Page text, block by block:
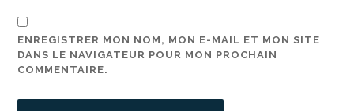
ENREGISTRER MON NOM, MON E-MAIL ET MON SITE
DANS LE NAVIGATEUR POUR MON PROCHAIN
COMMENTAIRE.